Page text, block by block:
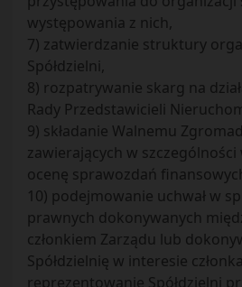
występowania z nich,
7) zatwierdzanie struktury
Spółdzielni,
8) rozpatrywanie skarg na
Rady Przedstawicieli
9) składanie Walnemu
zawierających w szczególności
ocenę sprawozdań
10) podejmowanie uchwał w
prawnych dokonywanych
członkiem Zarządu lub
Spółdzielnię w interesie
reprezentowanie Spółdzielni